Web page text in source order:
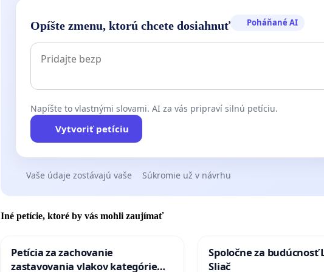
Opíšte zmenu, ktorú chcete dosiahnuť Poháňané AI
Napíšte to vlastnými slovami. AI za vás pripraví silnú petíciu.
Vytvoriť petíciu
Vaše údaje zostávajú vaše Súkromie už v návrhu
Iné petície, ktoré by vás mohli zaujímať
Petícia za zachovanie
zastavovania vlakov kategórie
Spoločne za budúcnosť
Sliač